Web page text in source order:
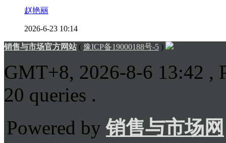
赵艳丽
2026-6-23 10:14
销售与市场官方网站( 豫ICP备19000188号-5 )
GMT+8, 2026-8-6 13:42 ,
20 queries .
Powered by销售与市场网